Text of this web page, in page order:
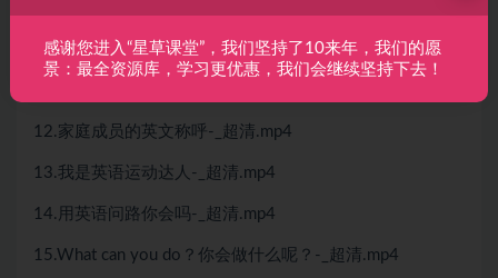
09. 水果先生和女士-_超清[jiaoyupan.com教育盘].mp4
12.家庭成员的英文称呼-_超清.mp4
13.我是英语运动达人-_超清.mp4
14.用英语问路你会吗-_超清.mp4
15.What can you do？你会做什么呢？-_超清.mp4
感谢您进入“星草课堂”，我们坚持了10来年，我们的愿
景：最全资源库，学习更优惠，我们会继续坚持下去！